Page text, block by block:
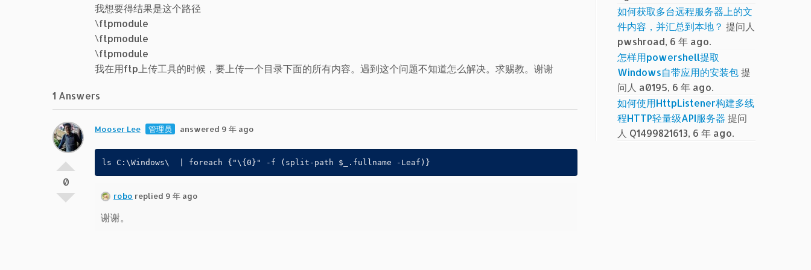
我想要得结果是这个路径
\ftpmodule
\ftpmodule
\ftpmodule
我在用ftp上传工具的时候，要上传一个目录下面的所有内容。遇到这个问题不知道怎么解决。求赐教。谢谢
1 Answers
0
Mooser Lee 管理员 answered 9 年 ago
robo replied 9 年 ago
谢谢。
如何获取多台远程服务器上的文
件内容，并汇总到本地？ 提问人
pwshroad, 6 年 ago.
怎样用powershell提取
Windows自带应用的安装包提
问人 a0195, 6 年 ago.
如何使用HttpListener构建多线
程HTTP轻量级API服务器 提问
人 Q1499821613, 6 年 ago.